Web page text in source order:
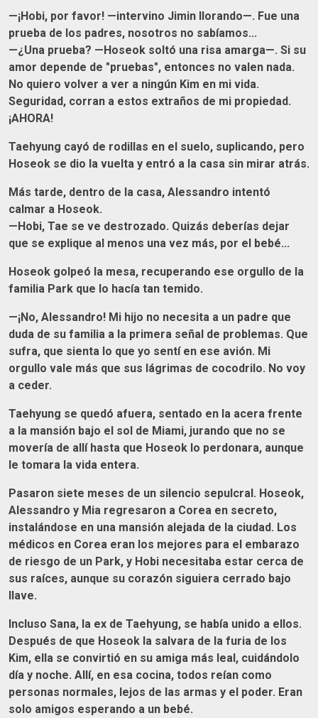
—¡Hobi, por favor! —intervino Jimin llorando—. Fue una
prueba de los padres, nosotros no sabíamos...
—¿Una prueba? —Hoseok soltó una risa amarga—. Si su
amor depende de "pruebas", entonces no valen nada.
No quiero volver a ver a ningún Kim en mi vida.
Seguridad, corran a estos extraños de mi propiedad.
¡AHORA!
Taehyung cayó de rodillas en el suelo, suplicando, pero
Hoseok se dio la vuelta y entró a la casa sin mirar atrás.
Más tarde, dentro de la casa, Alessandro intentó
calmar a Hoseok.
—Hobi, Tae se ve destrozado. Quizás deberías dejar
que se explique al menos una vez más, por el bebé...
Hoseok golpeó la mesa, recuperando ese orgullo de la
familia Park que lo hacía tan temido.
—¡No, Alessandro! Mi hijo no necesita a un padre que
duda de su familia a la primera señal de problemas. Que
sufra, que sienta lo que yo sentí en ese avión. Mi
orgullo vale más que sus lágrimas de cocodrilo. No voy
a ceder.
Taehyung se quedó afuera, sentado en la acera frente
a la mansión bajo el sol de Miami, jurando que no se
movería de allí hasta que Hoseok lo perdonara, aunque
le tomara la vida entera.
Pasaron siete meses de un silencio sepulcral. Hoseok,
Alessandro y Mia regresaron a Corea en secreto,
instalándose en una mansión alejada de la ciudad. Los
médicos en Corea eran los mejores para el embarazo
de riesgo de un Park, y Hobi necesitaba estar cerca de
sus raíces, aunque su corazón siguiera cerrado bajo
llave.
Incluso Sana, la ex de Taehyung, se había unido a ellos.
Después de que Hoseok la salvara de la furia de los
Kim, ella se convirtió en su amiga más leal, cuidándolo
día y noche. Allí, en esa cocina, todos reían como
personas normales, lejos de las armas y el poder. Eran
solo amigos esperando a un bebé.